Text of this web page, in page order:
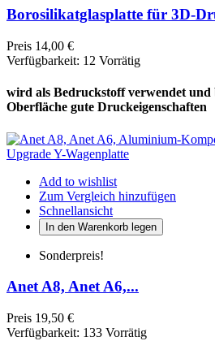
Borosilikatglasplatte für 3D-
Preis 14,00 €
Verfügbarkeit: 12 Vorrätig
wird als Bedruckstoff verwendet und
Oberfläche gute Druckeigenschaften
Add to wishlist
Zum Vergleich hinzufügen
Schnellansicht
In den Warenkorb legen
Sonderpreis!
Anet A8, Anet A6,...
Preis 19,50 €
Verfügbarkeit: 133 Vorrätig